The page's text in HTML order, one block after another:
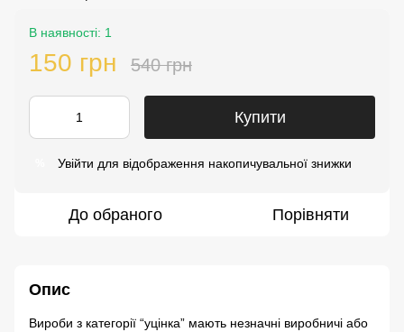
В наявності: 1
150 грн 540 грн
Купити
Увійти для відображення накопичувальної знижки
До обраного Порівняти
Опис
Вироби з категорії “уцінка” мають незначні виробничі або